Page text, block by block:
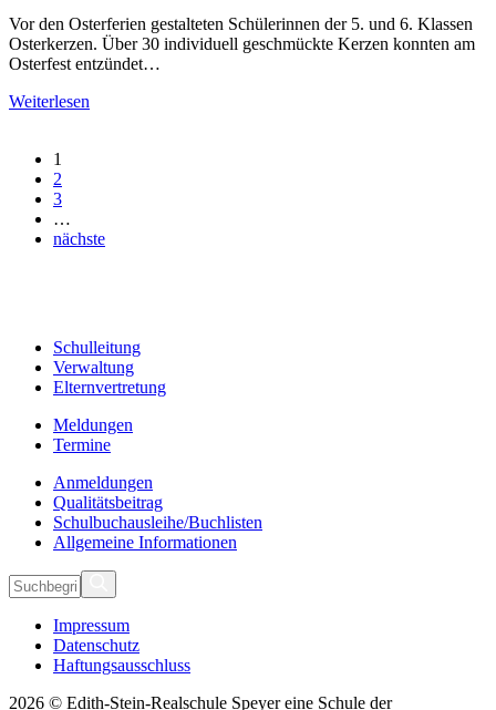
Vor den Osterferien gestalteten Schülerinnen der 5. und 6. Klassen
Osterkerzen. Über 30 individuell geschmückte Kerzen konnten am
Osterfest entzündet…
Weiterlesen
1
2
3
…
nächste
Schulleitung
Verwaltung
Elternvertretung
Meldungen
Termine
Anmeldungen
Qualitätsbeitrag
Schulbuchausleihe/Buchlisten
Allgemeine Informationen
Impressum
Datenschutz
Haftungsausschluss
2026 © Edith-Stein-Realschule Speyer eine Schule der